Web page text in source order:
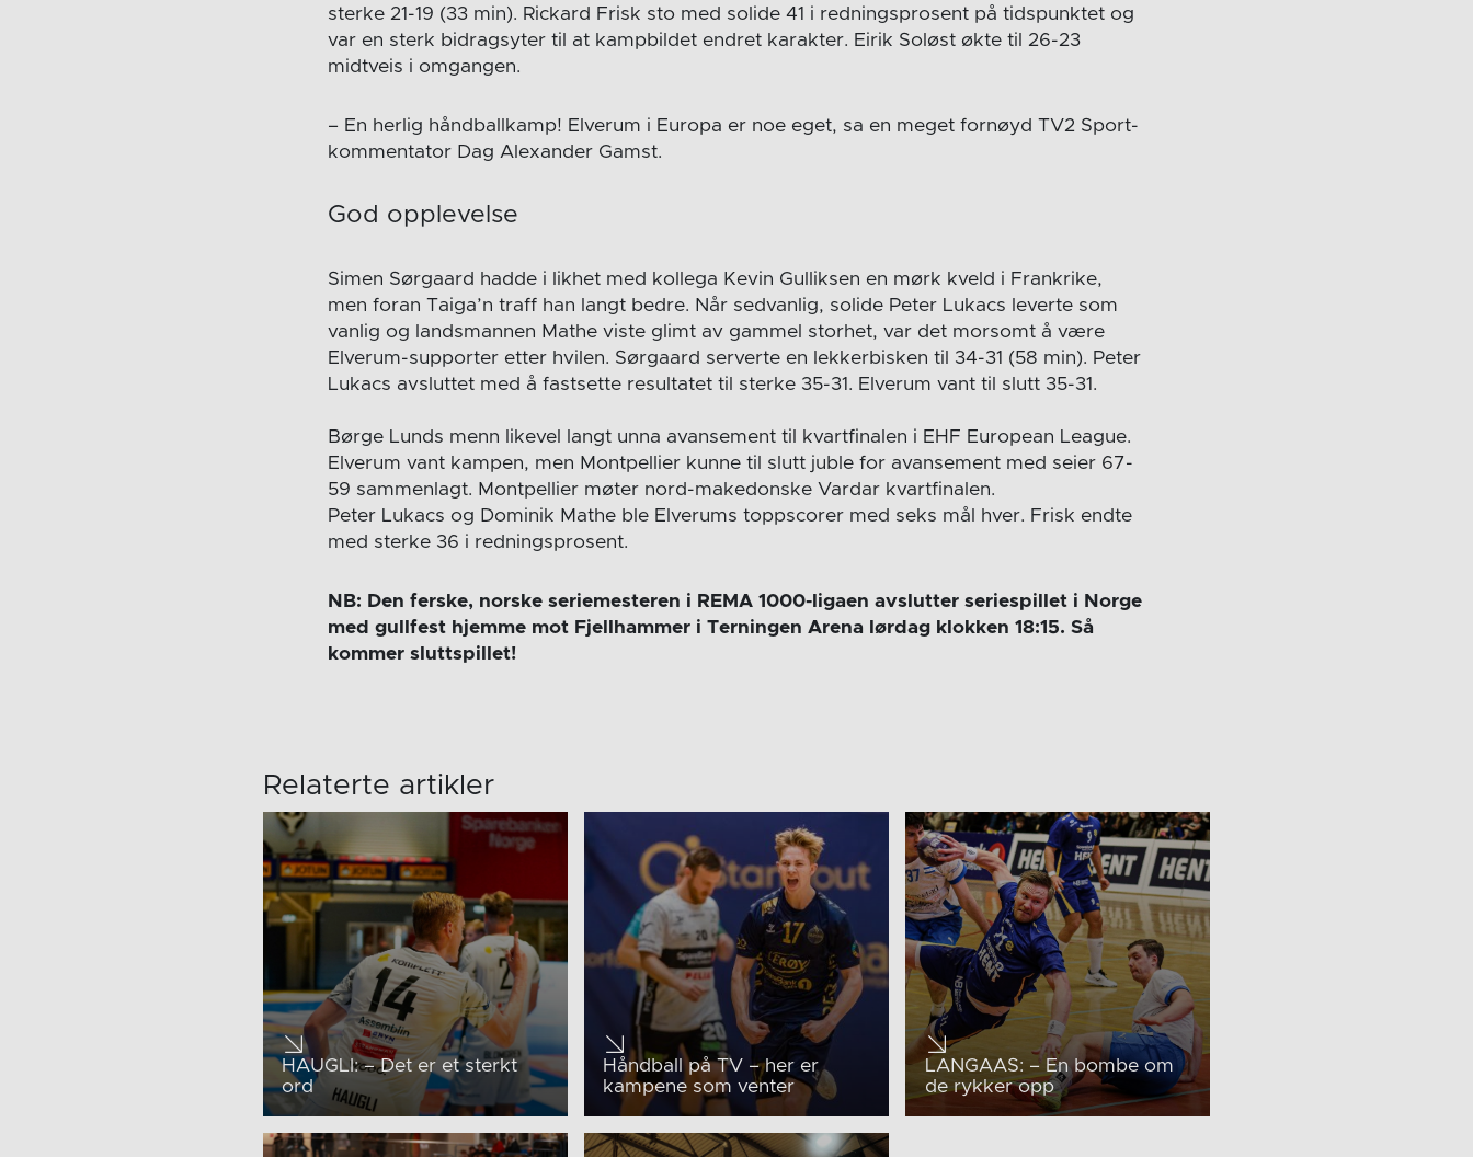
sterke 21-19 (33 min). Rickard Frisk sto med solide 41 i redningsprosent på tidspunktet og
var en sterk bidragsyter til at kampbildet endret karakter. Eirik Soløst økte til 26-23
midtveis i omgangen.
– En herlig håndballkamp! Elverum i Europa er noe eget, sa en meget fornøyd TV2 Sport-
kommentator Dag Alexander Gamst.
God opplevelse
Simen Sørgaard hadde i likhet med kollega Kevin Gulliksen en mørk kveld i Frankrike,
men foran Taiga’n traff han langt bedre. Når sedvanlig, solide Peter Lukacs leverte som
vanlig og landsmannen Mathe viste glimt av gammel storhet, var det morsomt å være
Elverum-supporter etter hvilen. Sørgaard serverte en lekkerbisken til 34-31 (58 min). Peter
Lukacs avsluttet med å fastsette resultatet til sterke 35-31. Elverum vant til slutt 35-31.
Børge Lunds menn likevel langt unna avansement til kvartfinalen i EHF European League.
Elverum vant kampen, men Montpellier kunne til slutt juble for avansement med seier 67-
59 sammenlagt. Montpellier møter nord-makedonske Vardar kvartfinalen.
Peter Lukacs og Dominik Mathe ble Elverums toppscorer med seks mål hver. Frisk endte
med sterke 36 i redningsprosent.
NB: Den ferske, norske seriemesteren i REMA 1000-ligaen avslutter seriespillet i Norge
med gullfest hjemme mot Fjellhammer i Terningen Arena lørdag klokken 18:15. Så
kommer sluttspillet!
Relaterte artikler
HAUGLI: – Det er et sterkt
ord
Håndball på TV – her er
kampene som venter
LANGAAS: – En bombe om
de rykker opp